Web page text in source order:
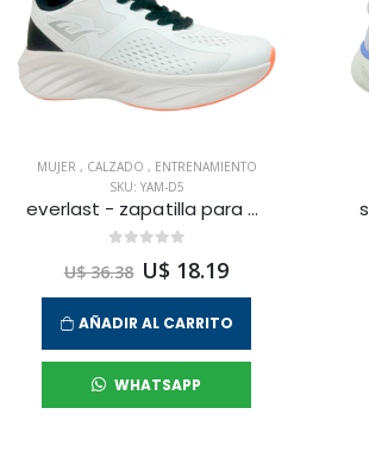
MUJER , CALZADO , ENTRENAMIENTO
SKU: YAM-D5
everlast - zapatilla para entrenamiento yam para mujer
U$ 36.38 U$ 18.19
AÑADIR AL CARRITO
WHATSAPP